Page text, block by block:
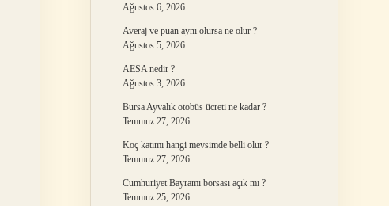
Ağustos 6, 2026
Averaj ve puan aynı olursa ne olur ?
Ağustos 5, 2026
AESA nedir ?
Ağustos 3, 2026
Bursa Ayvalık otobüs ücreti ne kadar ?
Temmuz 27, 2026
Koç katımı hangi mevsimde belli olur ?
Temmuz 27, 2026
Cumhuriyet Bayramı borsası açık mı ?
Temmuz 25, 2026